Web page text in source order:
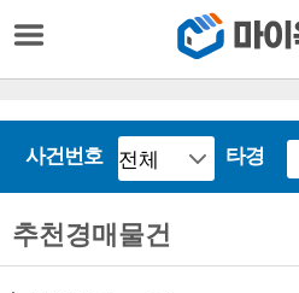
사건번호 타경
추천경매물건